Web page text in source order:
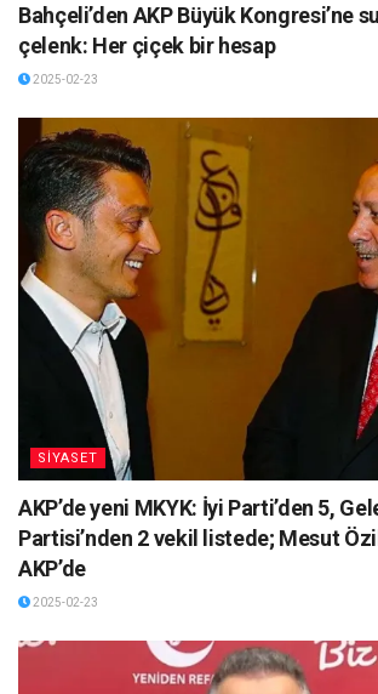
Bahçeli’den AKP Büyük Kongresi’ne
çelenk: Her çiçek bir hesap
2025-02-23
SİYASET
AKP’de yeni MKYK: İyi Parti’den 5,
Partisi’nden 2 vekil listede; Mesut
AKP’de
2025-02-23